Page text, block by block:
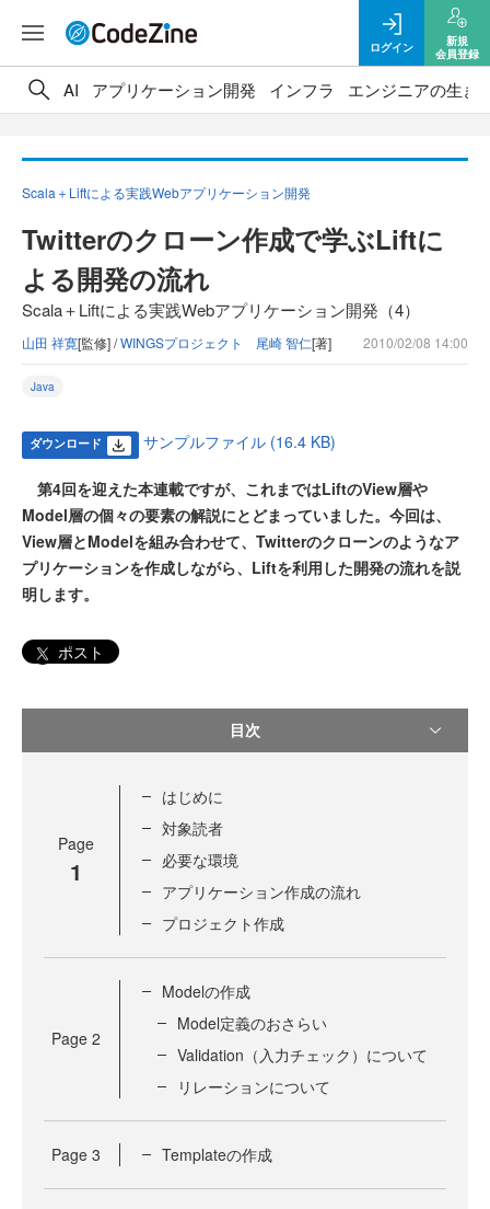
ログイン
新規
会員登録
AI アプリケーション開発 インフラ エンジニアの生き
Scala＋Liftによる実践Webアプリケーション開発
Twitterのクローン作成で学ぶLiftに
よる開発の流れ
Scala＋Liftによる実践Webアプリケーション開発（4）
山田 祥寛[監修] /WINGSプロジェクト 尾崎 智仁[著] 2010/02/08 14:00
Java
ダウンロード サンプルファイル (16.4 KB)
第4回を迎えた本連載ですが、これまではLiftのView層や
Model層の個々の要素の解説にとどまっていました。今回は、
View層とModelを組み合わせて、Twitterのクローンのようなア
プリケーションを作成しながら、Liftを利用した開発の流れを説
明します。
ポスト
目次
Page
1
はじめに
対象読者
必要な環境
アプリケーション作成の流れ
プロジェクト作成
Page 2
Modelの作成
Model定義のおさらい
Validation（入力チェック）について
リレーションについて
Page 3 Templateの作成